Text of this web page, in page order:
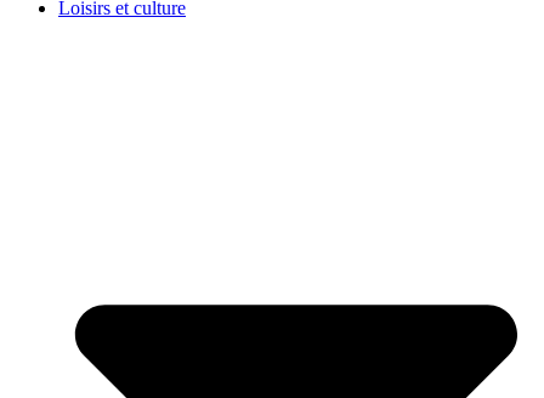
Loisirs et culture